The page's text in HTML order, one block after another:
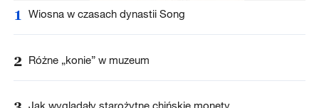
1 Wiosna w czasach dynastii Song
2 Różne „konie” w muzeum
Jak wyglądały starożytne chińskie monety